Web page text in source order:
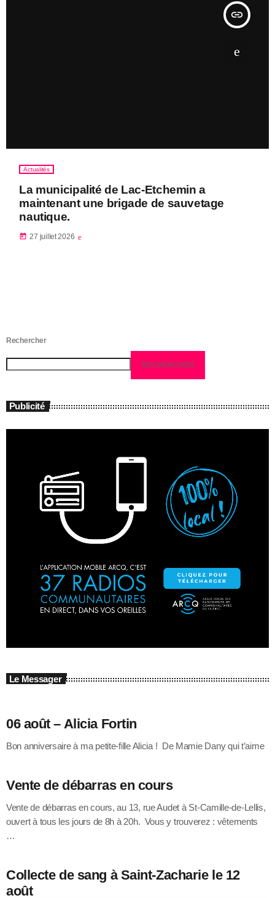
insert_link
Actualités
La municipalité de Lac-Etchemin a
maintenant une brigade de sauvetage
nautique.
today 27 juillet 2026
Rechercher
RECHERCHER
Publicité
Le Messager
06 août – Alicia Fortin
Bon anniversaire à ma petite-fille Alicia ! De Mamie Dany qui t’aime
Vente de débarras en cours
Vente de débarras en cours, au 13, rue Audet à St-Camille-de-Lellis,
ouvert à tous les jours de 8h à 20h. Vous y trouverez : vêtements
…
Collecte de sang à Saint-Zacharie le 12
août